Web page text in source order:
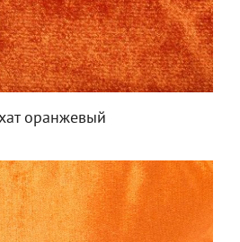
оранжевый